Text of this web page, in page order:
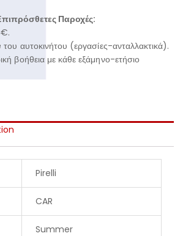
Παροχές:
αυτοκινήτου (εργασίες-ανταλλακτικά).
βοήθεια με κάθε εξάμηνο-ετήσιο
Pirelli
CAR
Summer